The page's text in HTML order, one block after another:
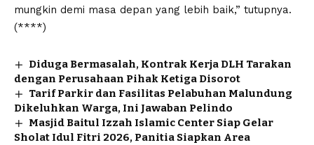
mungkin demi masa depan yang lebih baik,” tutupnya.
(****)
Diduga Bermasalah, Kontrak Kerja DLH Tarakan
dengan Perusahaan Pihak Ketiga Disorot
Tarif Parkir dan Fasilitas Pelabuhan Malundung
Dikeluhkan Warga, Ini Jawaban Pelindo
Masjid Baitul Izzah Islamic Center Siap Gelar
Sholat Idul Fitri 2026, Panitia Siapkan Area